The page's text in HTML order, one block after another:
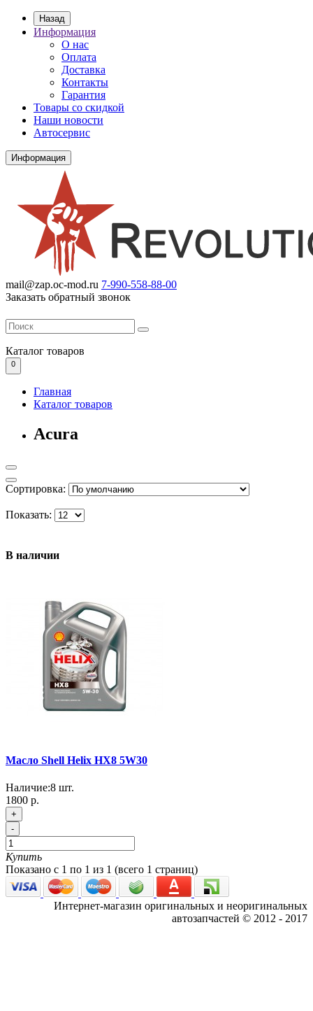
Назад
Информация
О нас
Оплата
Доставка
Контакты
Гарантия
Товары со скидкой
Наши новости
Автосервис
Информация
mail@zap.oc-mod.ru 7-990-558-88-00
Заказать обратный звонок
Каталог товаров
0
Главная
Каталог товаров
Acura
Сортировка:
Показать:
В наличии
Масло Shell Helix HX8 5W30
Наличие:8 шт.
1800 р.
+
-
Купить
Показано с 1 по 1 из 1 (всего 1 страниц)
Интернет-магазин оригинальных и неоригинальных
автозапчастей © 2012 - 2017